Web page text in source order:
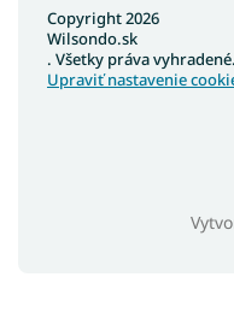
Copyright 2026
Wilsondo.sk
. Všetky práva vyhradené.
Upraviť nastavenie